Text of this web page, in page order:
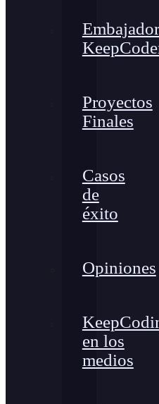
Proyectos
Finales
Casos
de
éxito
Opiniones
en los
medios